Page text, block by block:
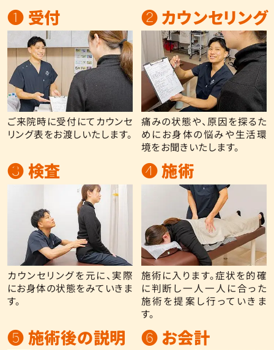
❶ 受付
ご来院時に受付にてカウンセ
リング表をお渡しいたします。
❷ カウンセリング
痛みの状態や、原因を探るた
めにお身体の悩みや生活環
境をお聞きいたします。
❸ 検査
カウンセリングを元に、実際
にお身体の状態をみていきま
す。
❹ 施術
施術に入ります。症状を的確
に判断し一人一人に合った
施術を提案し行っていきま
す。
❺ 施術後の説明 ❻ お会計